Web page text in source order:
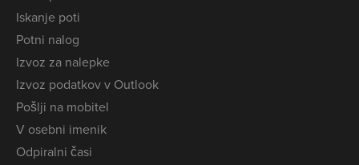
Iskanje poti
Potni nalog
Izvoz za nalepke
Izvoz podatkov v Outlook
Pošlji na mobitel
V osebni imenik
Odpiralni časi